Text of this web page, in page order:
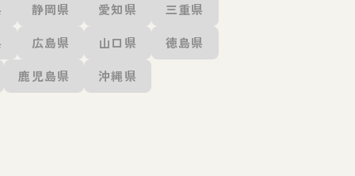
静岡県 愛知県
三重県
広島県 山口県
徳島県
鹿児島県
沖縄県